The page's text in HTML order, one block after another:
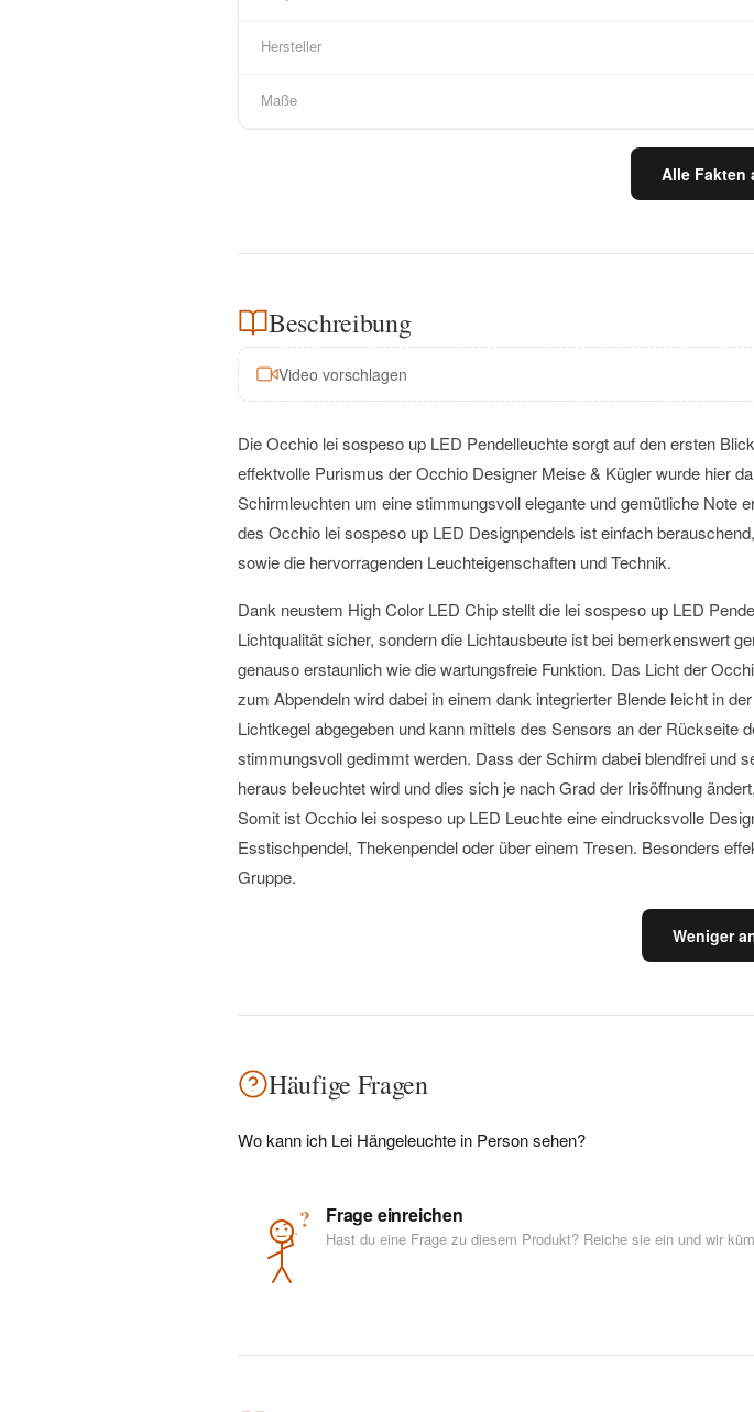
Hersteller
Maße
Alle Fakten
Beschreibung
Video vorschlagen
Die Occhio lei sospeso up LED Pendelleuchte sorgt auf den ersten
effektvolle Purismus der Occhio Designer Meise & Kügler wurde hier
Schirmleuchten um eine stimmungsvoll elegante und gemütliche Note
des Occhio lei sospeso up LED Designpendels ist einfach
sowie die hervorragenden Leuchteigenschaften und Technik.
Dank neustem High Color LED Chip stellt die lei sospeso up LED
Lichtqualität sicher, sondern die Lichtausbeute ist bei bemerkenswert
genauso erstaunlich wie die wartungsfreie Funktion. Das Licht der
zum Abpendeln wird dabei in einem dank integrierter Blende leicht in
Lichtkegel abgegeben und kann mittels des Sensors an der Rückseite
stimmungsvoll gedimmt werden. Dass der Schirm dabei blendfrei und
heraus beleuchtet wird und dies sich je nach Grad der Irisöffnung
Somit ist Occhio lei sospeso up LED Leuchte eine eindrucksvolle
Esstischpendel, Thekenpendel oder über einem Tresen. Besonders
Gruppe.
Weniger
Häufige Fragen
Wo kann ich Lei Hängeleuchte in Person sehen?
? Frage einreichen
Hast du eine Frage zu diesem Produkt? Reiche sie ein und wir